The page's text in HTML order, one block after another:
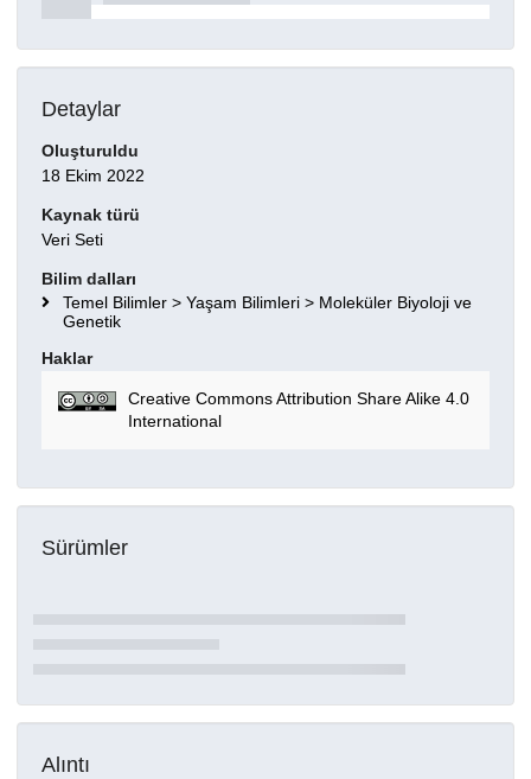
Detaylar
Oluşturuldu
18 Ekim 2022
Kaynak türü
Veri Seti
Bilim dalları
Temel Bilimler > Yaşam Bilimleri > Moleküler Biyoloji ve
Genetik
Haklar
Creative Commons Attribution Share Alike 4.0
International
Sürümler
Alıntı